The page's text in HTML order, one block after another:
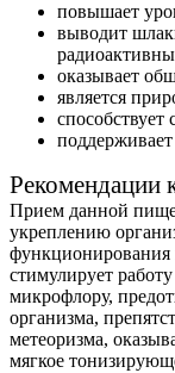
повышает
выводит
оказывает
является
Рекомендации
Прием данной
укреплению
функционирования
стимулирует
микрофлору,
организма,
метеоризма,
мягкое